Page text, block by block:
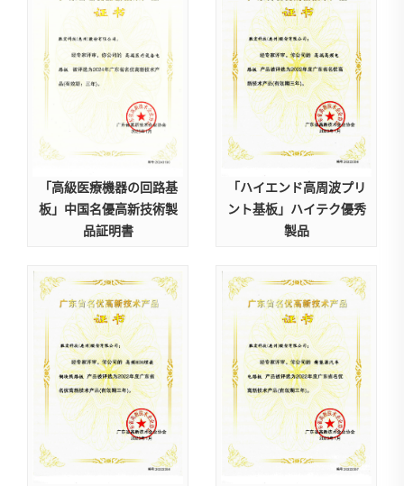
「高級医療機器の回路基
板」中国名優高新技術製
品証明書
「ハイエンド高周波プリ
ント基板」ハイテク優秀
製品